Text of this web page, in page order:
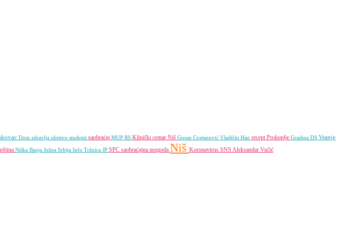
Dom zdravlja ubistvo studenti saobraćaj MUP RS Klinički centar Niš Goran Cvetanović Vladičin Han receptProkuplje Gradina DS Vranje
Niška Banja Južna Srbija Info Tržnica JP SPC saobraćajna nezgoda Niš Koronavirus SNS Aleksandar Vučić